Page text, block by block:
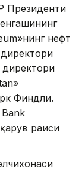
Президенти
нефт
Финдли.
раиси